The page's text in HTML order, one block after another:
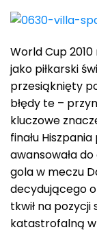
World Cup
jako piłkarski
przesiąknięty
błędy te –
kluczowe
finału
awansowała
gola w meczu
decydującego o
tkwił na pozycji
katastrofalną